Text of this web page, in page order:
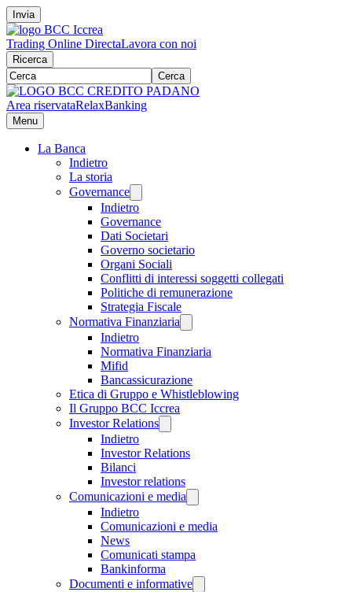
Invia
Trading Online DirectaLavora con noi
Ricerca
Cerca
Area riservataRelaxBanking
Menu
La Banca
Indietro
La storia
Governance
Indietro
Governance
Dati Societari
Governo societario
Organi Sociali
Conflitti di interessi soggetti collegati
Politiche di remunerazione
Strategia Fiscale
Normativa Finanziaria
Indietro
Normativa Finanziaria
Mifid
Bancassicurazione
Etica di Gruppo e Whistleblowing
Il Gruppo BCC Iccrea
Investor Relations
Indietro
Investor Relations
Bilanci
Investor relations
Comunicazioni e media
Indietro
Comunicazioni e media
News
Comunicati stampa
Bankinforma
Documenti e informative